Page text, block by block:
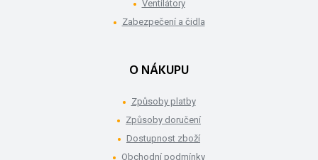
Ventilátory
Zabezpečení a čidla
O NÁKUPU
Způsoby platby
Způsoby doručení
Dostupnost zboží
Obchodní podmínky